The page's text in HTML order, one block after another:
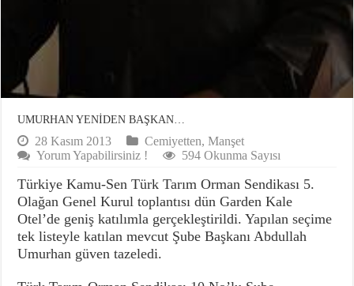
UMURHAN YENİDEN BAŞKAN…
28 Kasım 2013 Cemiyetten,Manşet
Yorum Yapabilirsiniz !
594 Okunma Sayısı
Türkiye Kamu-Sen Türk Tarım Orman Sendikası 5.
Olağan Genel Kurul toplantısı dün Garden Kale
Otel’de geniş katılımla gerçekleştirildi. Yapılan seçime
tek listeyle katılan mevcut Şube Başkanı Abdullah
Umurhan güven tazeledi.